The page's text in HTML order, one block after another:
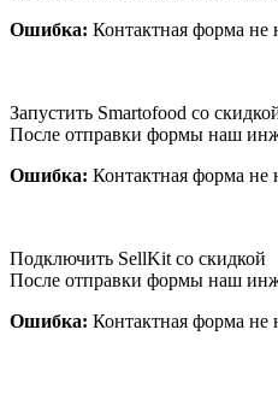
Ошибка: Контактная форма не
Запустить Smartofood со
После отправки формы наш
Ошибка: Контактная форма не
Подключить SellKit со скидкой
После отправки формы наш
Ошибка: Контактная форма не